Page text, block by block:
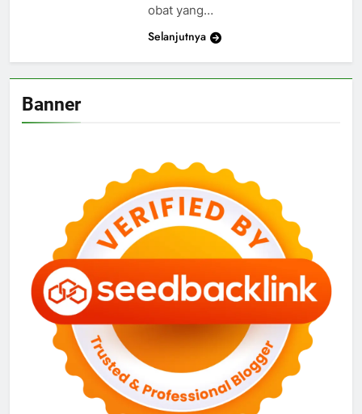
obat yang…
Selanjutnya
Banner